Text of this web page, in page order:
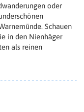
oder
Schauen
in den Nienhäger
als reinen